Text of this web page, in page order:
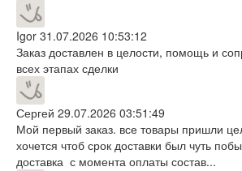
Igor 31.07.2026 10:53:12
Заказ доставлен в целости, помощь и
всех этапах сделки
Сергей 29.07.2026 03:51:49
Мой первый заказ. все товары пришли
хочется чтоб срок доставки был чуть
доставка с момента оплаты состав...